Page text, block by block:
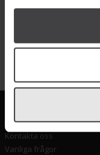
Aerolatte Pour Over
Köp
Kontakta oss
Vanliga frågor